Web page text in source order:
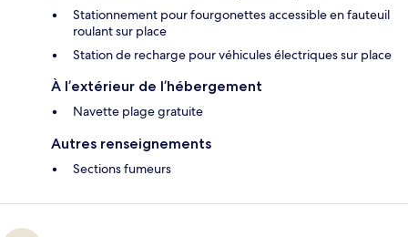
Stationnement pour fourgonettes accessible en fauteuil
roulant sur place
Station de recharge pour véhicules électriques sur place
À l’extérieur de l’hébergement
Navette plage gratuite
Autres renseignements
Sections fumeurs